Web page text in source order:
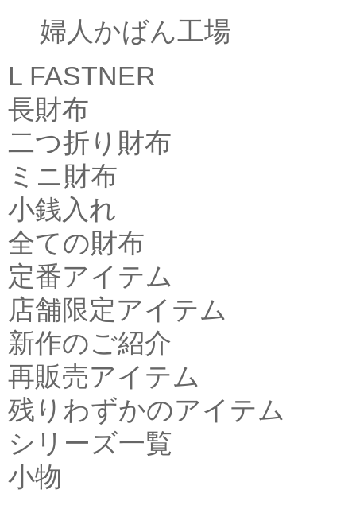
婦人かばん工場
L FASTNER
長財布
二つ折り財布
ミニ財布
小銭入れ
全ての財布
定番アイテム
店舗限定アイテム
新作のご紹介
再販売アイテム
残りわずかのアイテム
シリーズ一覧
小物